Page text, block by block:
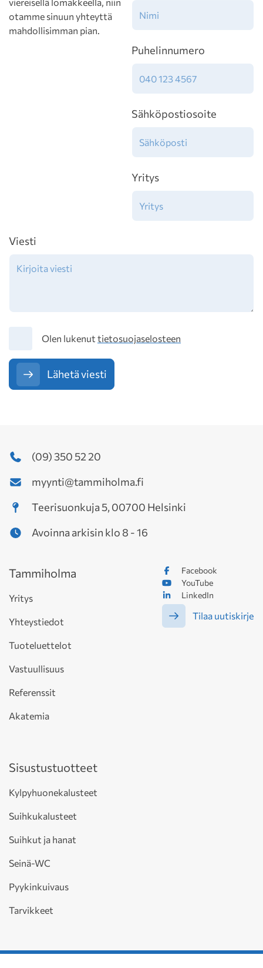
otamme sinuun yhteyttä
mahdollisimman pian.
Puhelinnumero
Sähköpostiosoite
Yritys
Viesti
TietosuojaOlen lukenut tietosuojaselosteen
Lähetä viesti
(09) 350 52 20
myynti@tammiholma.fi
Teerisuonkuja 5, 00700 Helsinki
Avoinna arkisin klo 8 - 16
Facebook
YouTube
LinkedIn
Tilaa uutiskirje
Tammiholma
Yritys
Yhteystiedot
Tuoteluettelot
Vastuullisuus
Referenssit
Akatemia
Sisustustuotteet
Kylpyhuonekalusteet
Suihkukalusteet
Suihkut ja hanat
Seinä-WC
Pyykinkuivaus
Tarvikkeet